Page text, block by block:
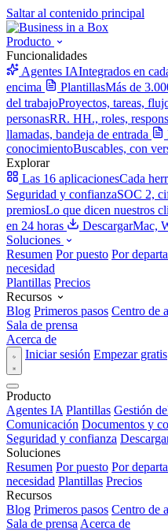
Saltar al contenido principal
Producto
Funcionalidades
Agentes IAIntegrados en
encima
PlantillasMás de
del trabajoProyectos, tareas,
personasRR. HH., roles,
llamadas, bandeja de entrada
conocimientoBuscables, con
Explorar
Las 16 aplicacionesCada
Seguridad y confianzaSOC 2,
premiosLo que dicen nuestros
en 24 horas
DescargarMac,
Soluciones
Resumen Por puesto Por
necesidad
Plantillas Precios
Recursos
Blog Primeros pasos Centro de
Sala de prensa
Acerca de
Iniciar sesión Empezar gratis
Producto
Agentes IA Plantillas Gestión
Comunicación Documentos y
Seguridad y confianza
Soluciones
Resumen Por puesto Por
necesidad Plantillas Precios
Recursos
Blog Primeros pasos Centro de
Sala de prensa Acerca de